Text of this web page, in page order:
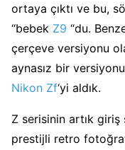
ortaya çıktı ve bu,
“bebek Z9 “du.
çerçeve versiyonu
aynasız bir
Nikon Zf‘yi aldık.
Z serisinin artık
prestijli retro